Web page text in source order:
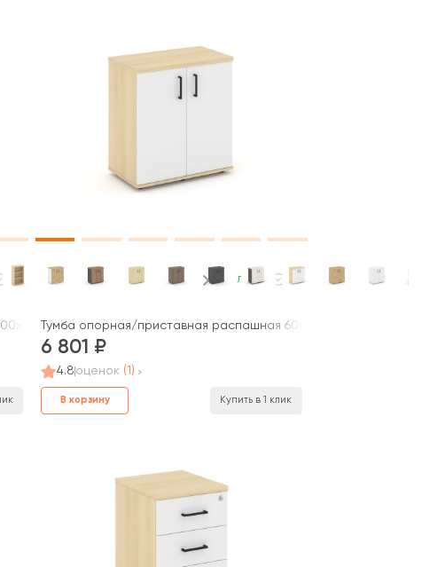
Стайл Проджект / Style Project
В наличии
Тумба опорная/приставная распашная 600x400x750 Стайл
6 801
4.8 оценок (1)
В корзину Купить в 1 клик